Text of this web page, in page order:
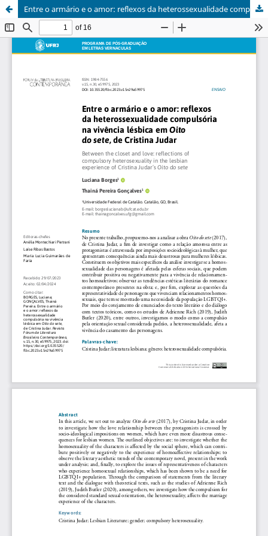
Entre o armário e o amor: reflexos da heterossexualidade compulsória na vivência lésbica em Oito do sete, de Cristina Judar